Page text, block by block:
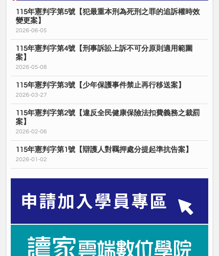
115年憲判字第5號【犯最重本刑為死刑之罪的追訴權時效
變更案】
2026-06-05
115年憲判字第4號【刑事訴訟上訴不可分原則適用範圍
案】
2026-05-08
115年憲判字第3號【少年保護事件禁止再行移送案】
2026-03-27
115年憲判字第2號【違反全民健康保險法扣費義務之裁罰
案】
2026-02-06
115年憲判字第1號【辯護人對羈押處分提起準抗告案】
2026-01-02